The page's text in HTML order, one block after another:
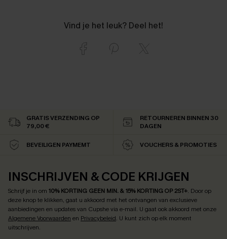
Vind je het leuk? Deel het!
GRATIS VERZENDING OP
79,00 €
RETOURNEREN BINNEN 30
DAGEN
BEVEILIGEN PAYMEMT VOUCHERS & PROMOTIES
INSCHRIJVEN & CODE KRIJGEN
Schrijf je in om 10% KORTING GEEN MIN. & 15% KORTING OP 2ST+. Door op
deze knop te klikken, gaat u akkoord met het ontvangen van exclusieve
aanbiedingen en updates van Cupshe via e-mail. U gaat ook akkoord met onze
Algemene Voorwaarden en Privacybeleid. U kunt zich op elk moment
uitschrijven.